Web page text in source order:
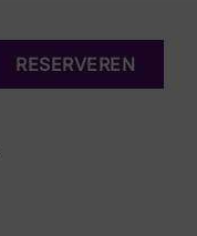
RESERVEREN